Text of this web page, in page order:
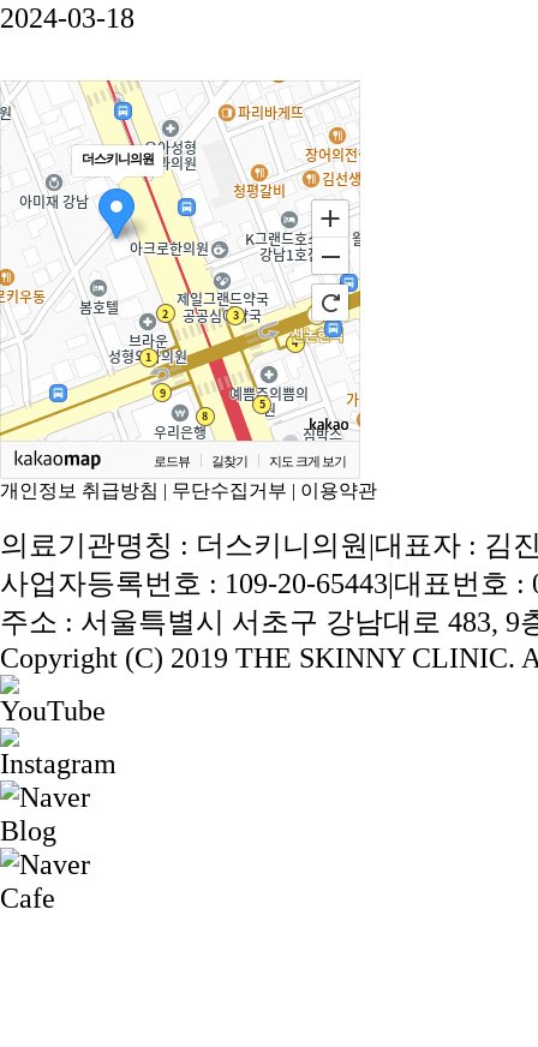
2024-03-18
더스키니의원
로드뷰 길찾기 지도 크게 보기
개인정보 취급방침 | 무단수집거부 | 이용약관
의료기관명칭 : 더스키니의원|대표자 : 김
사업자등록번호 : 109-20-65443|대표번호 :
주소 : 서울특별시 서초구 강남대로 483, 9
Copyright (C) 2019 THE SKINNY CLINIC.